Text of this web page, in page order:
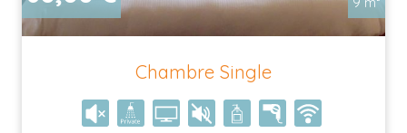
Chambre Single